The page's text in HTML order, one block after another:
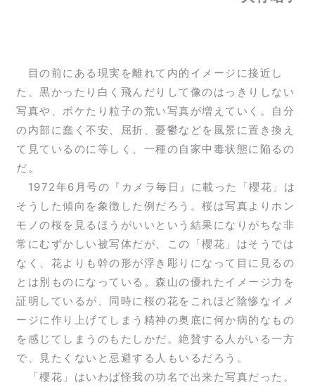
目の前にある現実を離れて内的イメージに接近し
た、黒かったり白く飛んだりして像のはっきりしない
写真や、ボケたり粒子の荒い写真が増えていく。自分
の内部に蠢く不安、屈折、憂鬱などを風景に置き換え
て見ているのに等しく、一種の自家中毒状態に陥るの
だ。
1972年6月号の『カメラ毎日』に載った「櫻花」は
そうした傾向を象徴した例だろう。桜は写真よりホン
モノの桜を見るほうがいいという結果になりがちな非
常にむずかしい被写体だが、この「櫻花」はそうでは
なく、花よりも幹の形が浮き彫りになって目に見るの
とは別ものになっている。森山の優れたイメージ力を
証明しているが、同時に桜の花をこれほど陰惨なイメ
ージに作り上げてしまう精神の奥底に何か病的なもの
を感じてしまうのもたしかだ。絶賛する人がいる一方
で、見たくないと忌避する人もいるだろう。
「櫻花」はいわば怪我の功名で出来た写真だった。